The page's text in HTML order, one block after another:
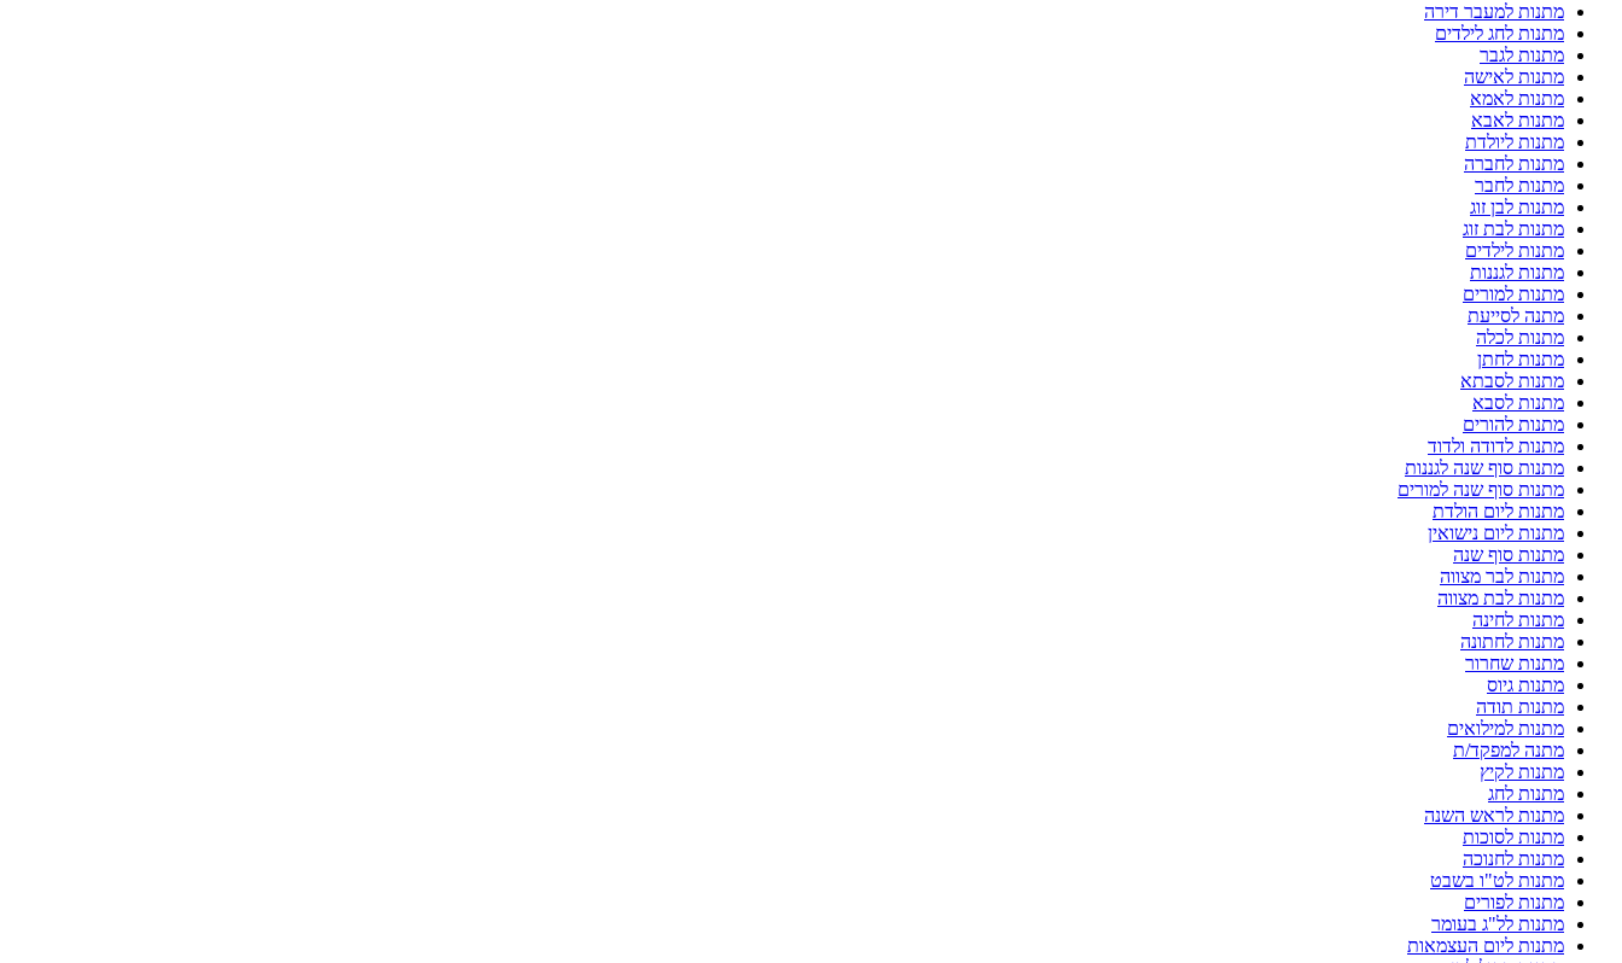
מתנות למעבר דירה
מתנות לחג לילדים
מתנות לגבר
מתנות לאישה
מתנות לאמא
מתנות לאבא
מתנות ליולדת
מתנות לחברה
מתנות לחבר
מתנות לבן זוג
מתנות לבת זוג
מתנות לילדים
מתנות לגננות
מתנות למורים
מתנה לסייעת
מתנות לכלה
מתנות לחתן
מתנות לסבתא
מתנות לסבא
מתנות להורים
מתנות לדודה ולדוד
מתנות סוף שנה לגננות
מתנות סוף שנה למורים
מתנות ליום הולדת
מתנות ליום נישואין
מתנות סוף שנה
מתנות לבר מצווה
מתנות לבת מצווה
מתנות לחינה
מתנות לחתונה
מתנות שחרור
מתנות גיוס
מתנות תודה
מתנות למילואים
מתנה למפקד/ת
מתנות לקיץ
מתנות לחג
מתנות לראש השנה
מתנות לסוכות
מתנות לחנוכה
מתנות לט"ו בשבט
מתנות לפורים
מתנות לל"ג בעומר
מתנות ליום העצמאות